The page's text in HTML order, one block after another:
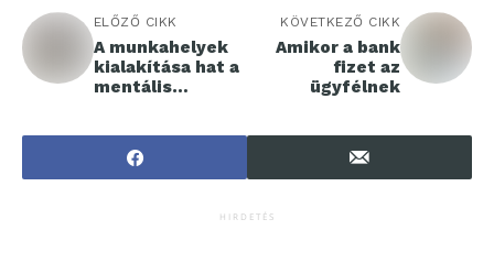
ELŐZŐ CIKK
A munkahelyek
kialakítása hat a
mentális
KÖVETKEZŐ CIKK
Amikor a bank
fizet az
ügyfélnek
HIRDETÉS